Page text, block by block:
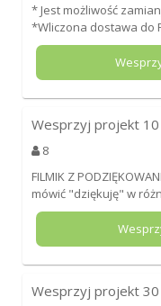
* Jest możliwość
*Wliczona dostawa do
Wesprzyj projekt 10
8
FILMIK Z
mówić "dziękuję" w
Wesprzyj projekt 30